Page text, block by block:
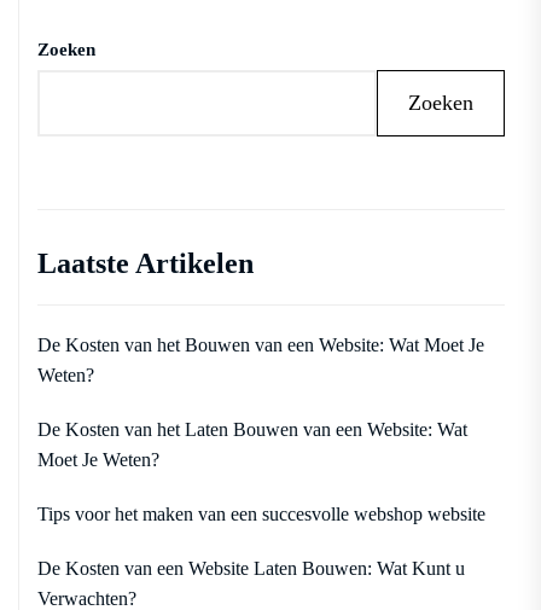
Zoeken
Zoeken
Laatste Artikelen
De Kosten van het Bouwen van een Website: Wat Moet Je
Weten?
De Kosten van het Laten Bouwen van een Website: Wat
Moet Je Weten?
Tips voor het maken van een succesvolle webshop website
De Kosten van een Website Laten Bouwen: Wat Kunt u
Verwachten?